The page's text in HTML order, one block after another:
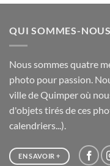
QUI SOMMES-
Nous sommes quatre
photo pour passion.
ville de Quimper où
d'objets tirés de ces
calendriers...).
EN SAVOIR +